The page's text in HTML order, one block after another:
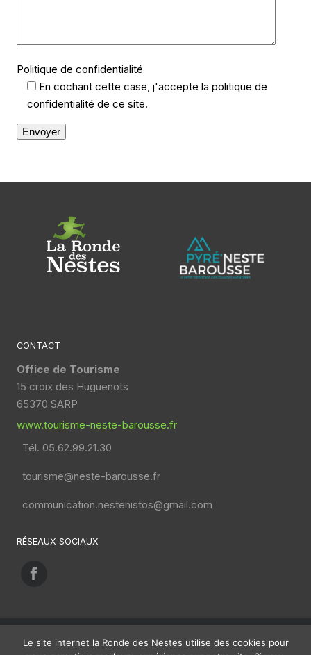
Politique de confidentialité
En cochant cette case, j'accepte la politique de
confidentialité de ce site.
CONTACT
Office de Tourisme
15 croix des Huguenots
65370 SARP
www.tourisme-neste-barousse.fr
Tél. 05.62.99.21.30
tourisme@neste-barousse.fr
communication.nestenistos@gmail.com
RÉSEAUX SOCIAUX
©2026 La ronde des Nestes, Randonnez comme il vous plaît.
Le site internet la Ronde des Nestes utilise des cookies pour